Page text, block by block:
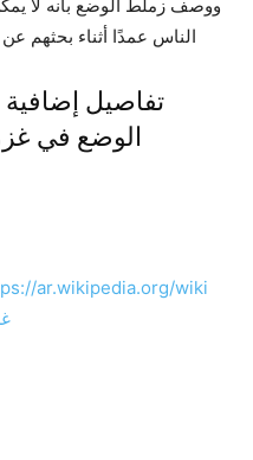
ووصف زملط الوضع بأنه لا
الناس عمدًا أثناء بحثهم
الوضع في